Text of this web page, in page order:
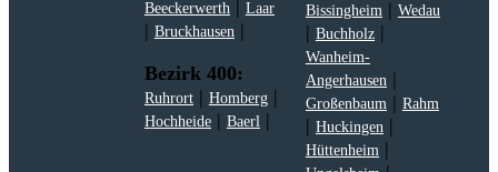
Beeckerwerth| Laar
| Bruckhausen|
Bezirk 400:
Ruhrort| Homberg|
Hochheide| Baerl|
Bissingheim| Wedau
| Buchholz|
Wanheim-
Angerhausen|
Großenbaum| Rahm
| Huckingen|
Hüttenheim|